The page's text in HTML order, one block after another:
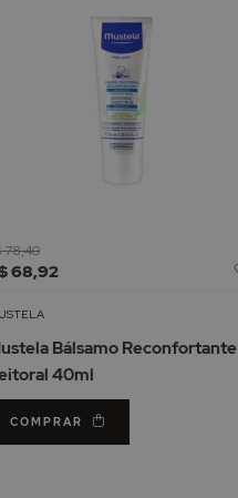
68,92
78,40
Bálsamo Reconfortante
40ml
COMPRAR